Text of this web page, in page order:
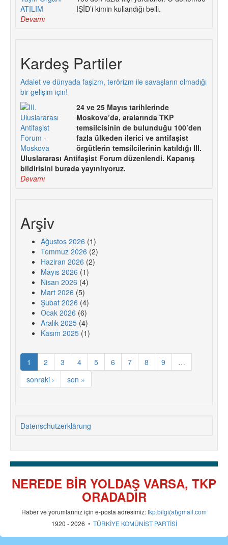
IŞİD’i kimin kullandığı belli.
Devamı
Kardeş Partiler
Adalet ve dünyada faşizm, terörizm ile savaşların olmadığı
bir gelişim için!
24 ve 25 Mayıs tarihlerinde
Moskova’da, aralarında TKP
temsilcisinin de bulunduğu 100’den
fazla ülkeden ilerici ve antifaşist
örgütlerin temsilcilerinin katıldığı III.
Uluslararası Antifaşist Forum düzenlendi. Kapanış
bildirisini burada yayınlıyoruz.
Devamı
Arşiv
Ağustos 2026 (1)
Temmuz 2026 (2)
Haziran 2026 (2)
Mayıs 2026 (1)
Nisan 2026 (4)
Mart 2026 (5)
Şubat 2026 (4)
Ocak 2026 (6)
Aralık 2025 (4)
Kasım 2025 (1)
1 2 3 4 5 6 7 8 9
…
sonraki ›
son »
Datenschutzerklärung
NEREDE BİR YOLDAŞ VARSA, TKP
ORADADIR
Haber ve yorumlarınız için e-posta adresimiz:tkp.bilgi(at)gmail.com
1920 - 2026 • TÜRKİYE KOMÜNİST PARTİSİ